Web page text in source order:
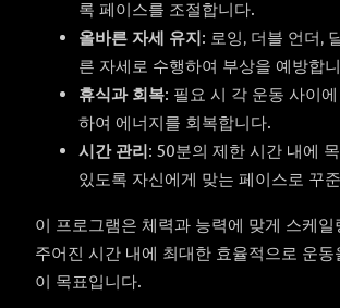
록 페이스를 조절합니다.
올바른 자세 유지: 로잉, 더블 언더,
른 자세로 수행하여 부상을 예방합
휴식과 회복: 필요 시 각 운동 사이
하여 에너지를 회복합니다.
시간 관리: 50분의 제한 시간 내에
있도록 자신에게 맞는 페이스로 꾸
이 프로그램은 체력과 능력에 맞게 스케일
주어진 시간 내에 최대한 효율적으로 운동
이 목표입니다.